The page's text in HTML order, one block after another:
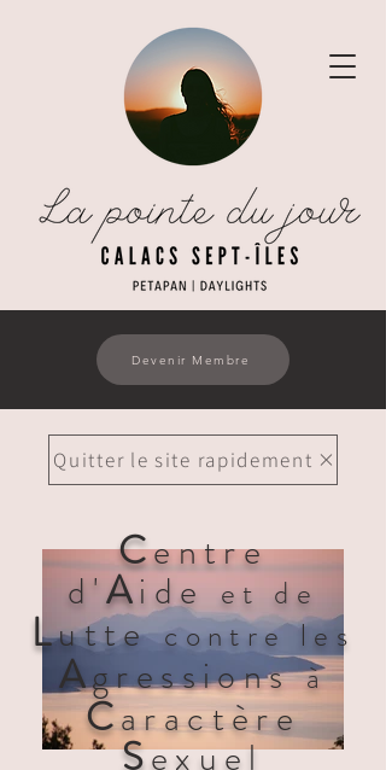
Devenir Membre
Quitter le site rapidement
Centre
d'Aideet de
Luttecontre les
Agressions à
Caractère
Sexuel